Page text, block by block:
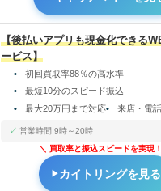
【後払いアプリも現金化できる
ービス】
初回買取率88％の高水準
最短10分のスピード振込
最大20万円まで対応
来店・電
営業時間 9時～20時
買取率と振込スピードを実現！
カイトリングを見る